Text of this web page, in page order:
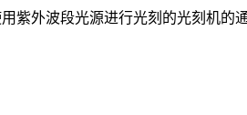
紫外波段光源进行光刻的光刻机